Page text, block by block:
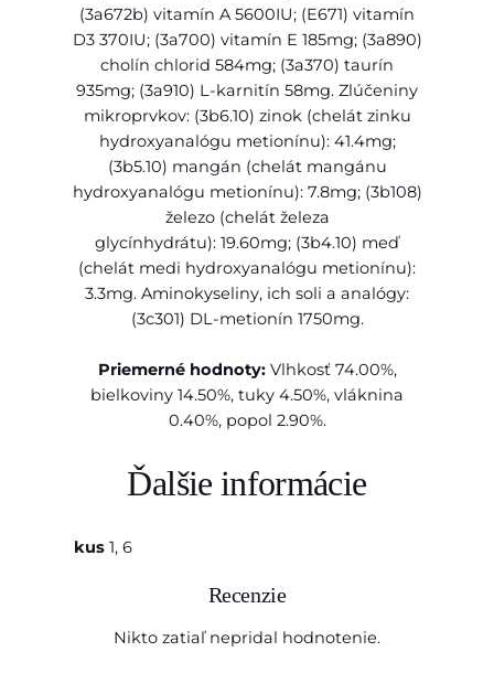
0
,
0
0
€
t
P
R
I
M
E
c
h
c
k
e
n
p
o
g
r
e
(3a672b) vitamín A 5600IU; (E671) vitamín
D3 370IU; (3a700) vitamín E 185mg; (3a890)
cholín chlorid 584mg; (3a370) taurín
935mg; (3a910) L-karnitín 58mg. Zlúčeniny
mikroprvkov: (3b6.10) zinok (chelát zinku
hydroxyanalógu metionínu): 41.4mg;
(3b5.10) mangán (chelát mangánu
hydroxyanalógu metionínu): 7.8mg; (3b108)
železo (chelát železa
glycínhydrátu): 19.60mg; (3b4.10) meď
(chelát medi hydroxyanalógu metionínu):
3.3mg. Aminokyseliny, ich soli a analógy:
(3c301) DL-metionín 1750mg.
Priemerné hodnoty:Vlhkosť 74.00%,
bielkoviny 14.50%, tuky 4.50%, vláknina
0.40%, popol 2.90%.
Ďalšie informácie
kus 1, 6
Recenzie
Nikto zatiaľ nepridal hodnotenie.